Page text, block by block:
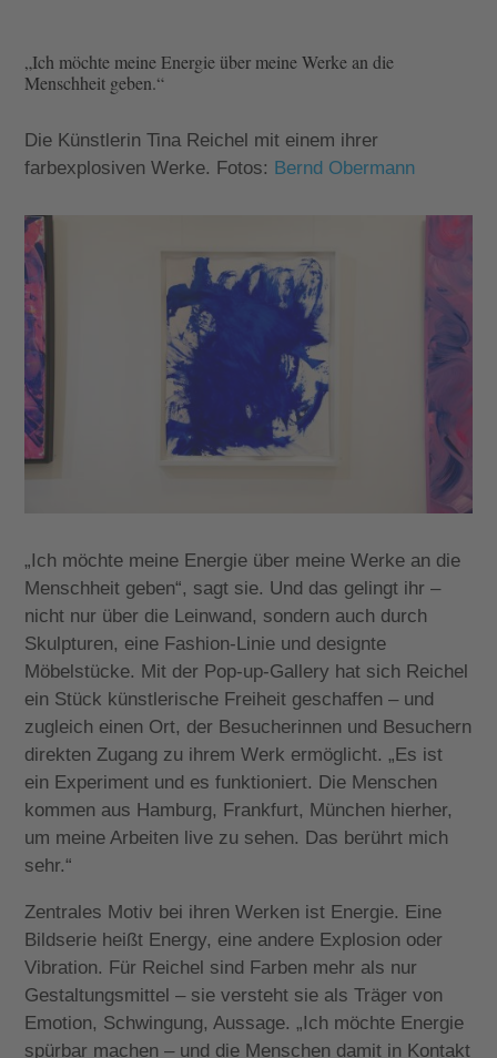
„Ich möchte meine Energie über meine Werke an die
Menschheit geben.“
Die Künstlerin Tina Reichel mit einem ihrer
farbexplosiven Werke. Fotos: Bernd Obermann
„Ich möchte meine Energie über meine Werke an die
Menschheit geben“, sagt sie. Und das gelingt ihr –
nicht nur über die Leinwand, sondern auch durch
Skulpturen, eine Fashion-Linie und designte
Möbelstücke. Mit der Pop-up-Gallery hat sich Reichel
ein Stück künstlerische Freiheit geschaffen – und
zugleich einen Ort, der Besucherinnen und Besuchern
direkten Zugang zu ihrem Werk ermöglicht. „Es ist
ein Experiment und es funktioniert. Die Menschen
kommen aus Hamburg, Frankfurt, München hierher,
um meine Arbeiten live zu sehen. Das berührt mich
sehr.“
Zentrales Motiv bei ihren Werken ist Energie. Eine
Bildserie heißt Energy, eine andere Explosion oder
Vibration. Für Reichel sind Farben mehr als nur
Gestaltungsmittel – sie versteht sie als Träger von
Emotion, Schwingung, Aussage. „Ich möchte Energie
spürbar machen – und die Menschen damit in Kontakt